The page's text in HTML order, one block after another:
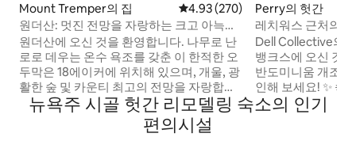
Mount Tremper의 집 평점 4.93점(5점 만점), 후기 270
4.93 (270)
원더산: 멋진 전망을 자랑하는 크고 아늑한
통나무집
원더산에 오신 것을 환영합니다. 나무로 난
로로 데우는 온수 욕조를 갖춘 이 한적한 오
두막은 18에이커에 위치해 있으며, 개울, 광
활한 숲 및 카운티 최고의 전망을 자랑합니
다. 우드스톡까지 10분 거리. 친구들과 함께
휴가를 보내거나 로맨틱한 휴가를 보내고
싶으신가요? 아늑하고 넓으며 독특하고 마
Perry의 헛간
레치워스 근처의
께하는 시간
Dell Collective의
뱅크스에 오신 것을 환
반도미니움 개조
인해 보세요! ✨ 숙
물 - 낙타 샌디를
✨ 폭포에서 즐기
뉴욕주 시골 헛간 리모델링 숙소의 인기
편의시설